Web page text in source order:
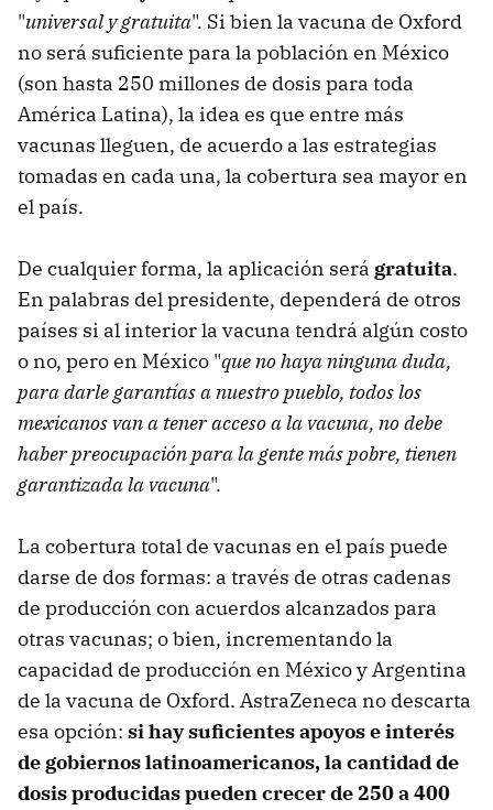
"universal y gratuita". Si bien la vacuna de Oxford
no será suficiente para la población en México
(son hasta 250 millones de dosis para toda
América Latina), la idea es que entre más
vacunas lleguen, de acuerdo a las estrategias
tomadas en cada una, la cobertura sea mayor en
el país.
De cualquier forma, la aplicación será gratuita.
En palabras del presidente, dependerá de otros
países si al interior la vacuna tendrá algún costo
o no, pero en México "que no haya ninguna duda,
para darle garantías a nuestro pueblo, todos los
mexicanos van a tener acceso a la vacuna, no debe
haber preocupación para la gente más pobre, tienen
garantizada la vacuna".
La cobertura total de vacunas en el país puede
darse de dos formas: a través de otras cadenas
de producción con acuerdos alcanzados para
otras vacunas; o bien, incrementando la
capacidad de producción en México y Argentina
de la vacuna de Oxford. AstraZeneca no descarta
esa opción: si hay suficientes apoyos e interés
de gobiernos latinoamericanos, la cantidad de
dosis producidas pueden crecer de 250 a 400